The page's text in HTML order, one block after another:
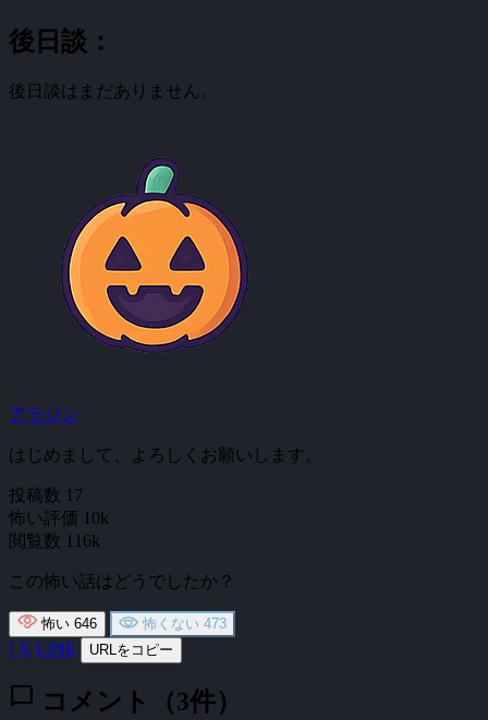
後日談：
後日談はまだありません。
アラジン
はじめまして、よろしくお願いします。
投稿数 17
怖い評価 10k
閲覧数 116k
この怖い話はどうでしたか？
怖い 646 怖くない 473
f X LINE URLをコピー
chat_bubble コメント（3件）